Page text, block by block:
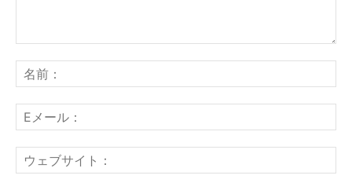
ン
ト：
前
メ
ー
ェ